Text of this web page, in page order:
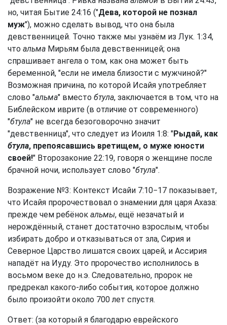
но, читая Бытие 24:16 ("Дева, которой не познал
муж"), можно сделать вывод, что она была
девственницей. Точно также мы узнаём из Лук. 1:34,
что альма Мирьям была девственницей; она
спрашивает ангела о том, как она может быть
беременной, "если не имела близости с мужчиной?"
Возможная причина, по которой Исайя употребляет
слово "альма" вместо бтула, заключается в том, что на
Библейском иврите (в отличие от современного)
"бтула" не всегда безоговорочно значит
"девственница", что следует из Иоиля 1:8: "Рыдай, как
бтула, препоясавшись вретищем, о муже юности
своей!" Второзаконие 22:19, говоря о женщине после
брачной ночи, использует слово "бтула".
Возражение №3: Контекст Исайи 7:10−17 показывает,
что Исайя пророчествовал о знамении для царя Ахаза:
прежде чем ребёнок альмы, ещё незачатый и
нерождённый, станет достаточно взрослым, чтобы
избирать добро и отказываться от зла, Сирия и
Северное Царство лишатся своих царей, и Ассирия
нападёт на Иуду. Это пророчество исполнилось в
восьмом веке до н.э. Следовательно, пророк не
предрекал какого-либо события, которое должно
было произойти около 700 лет спустя.
Ответ: (за который я благодарю еврейского